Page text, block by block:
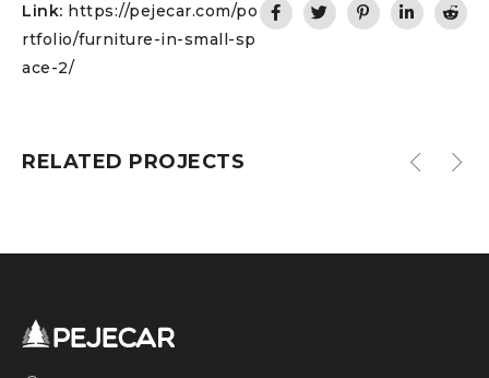
Link: https://pejecar.com/po
rtfolio/furniture-in-small-sp
ace-2/
RELATED PROJECTS
inTABLES, WOOD DESIGN